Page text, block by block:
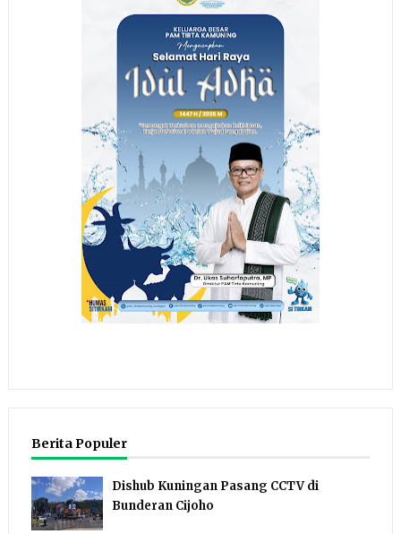
Berita Populer
Dishub Kuningan Pasang CCTV di
Bunderan Cijoho